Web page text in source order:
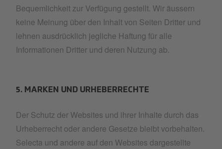
Bequemlichkeit zur Verfügung gestellt. Wir äussern
keine Meinung über den Inhalt von Seiten Dritter und
lehnen ausdrücklich jegliche Haftung für alle
Informationen Dritter und deren Nutzung ab.
5. MARKEN UND URHEBERRECHTE
Der Schutz der Websites und ihrer Inhalte durch das
Urheberrecht oder andere Gesetze bleibt vorbehalten.
Selecta und andere auf den Websites dargestellte